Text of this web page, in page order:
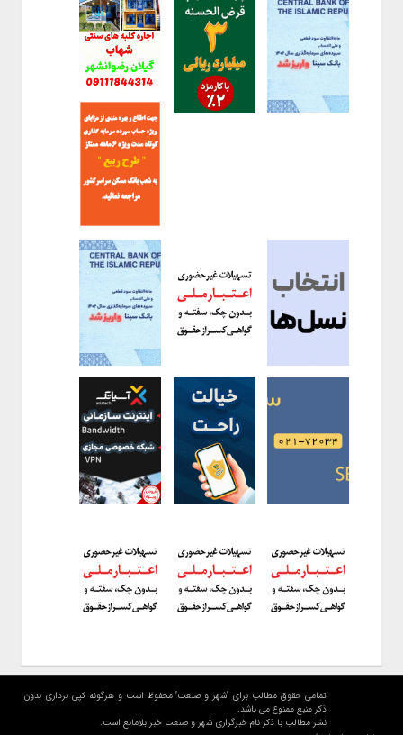
تمامی حقوق مطالب برای "شهر و صنعت" محفوظ است و هرگونه کپی برداری بدون
ذکر منبع ممنوع می باشد.
نشر مطالب با ذکر نام خبرگزاری شهر و صنعت خبر بلامانع است.